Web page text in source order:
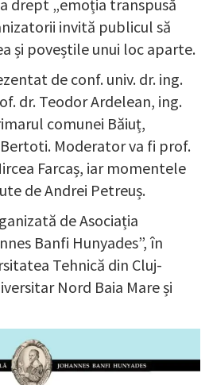
drept „emoția transpusă
invită publicul să
și poveștile unui loc aparte.
de conf. univ. dr. ing.
dr. Teodor Ardelean, ing.
comunei Băiuț,
Moderator va fi prof.
Farcaș, iar momentele
de Andrei Petreuș.
de Asociația
Banfi Hunyades”, în
Tehnică din Cluj-
Nord Baia Mare și